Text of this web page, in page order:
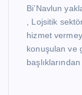
Bi’Navlun
, Lojsitik
hizmet
konuşulan ve